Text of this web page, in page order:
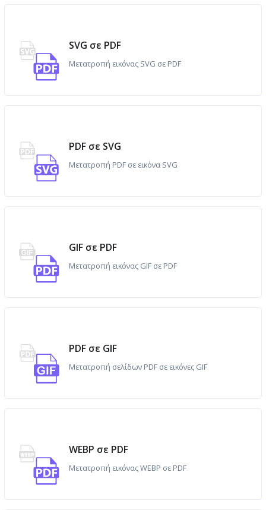
SVG σε PDF
Μετατροπή εικόνας SVG σε PDF
PDF σε SVG
Μετατροπή PDF σε εικόνα SVG
GIF σε PDF
Μετατροπή εικόνας GIF σε PDF
PDF σε GIF
Μετατροπή σελίδων PDF σε εικόνες GIF
WEBP σε PDF
Μετατροπή εικόνας WEBP σε PDF